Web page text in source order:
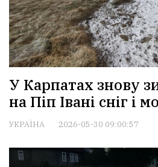
У Карпатах знову
на Піп Івані сніг і
УКРАЇНА 2026-05-30 09:00:57